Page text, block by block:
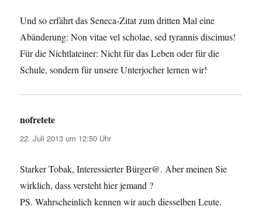
Und so erfährt das Seneca-Zitat zum dritten Mal eine
Abänderung: Non vitae vel scholae, sed tyrannis discimus!
Für die Nichtlateiner: Nicht für das Leben oder für die
Schule, sondern für unsere Unterjocher lernen wir!
nofretete
22. Juli 2013 um 12:50 Uhr
Starker Tobak, Interessierter Bürger@. Aber meinen Sie
wirklich, dass versteht hier jemand ?
PS. Wahrscheinlich kennen wir auch diesselben Leute.